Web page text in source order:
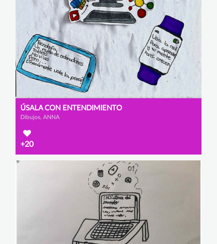
ÚSALA CON ENTENDIMIENTO
Dibujos, ANNA
+20